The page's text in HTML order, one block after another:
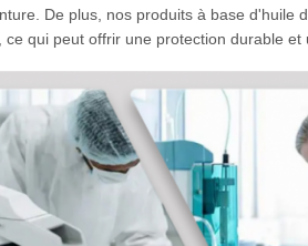
De plus, nos produits à base
qui peut offrir une protection durable